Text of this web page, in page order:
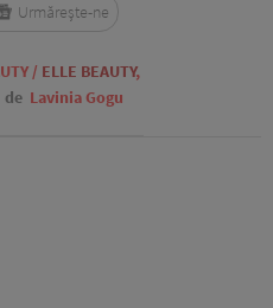
/ ELLE BEAUTY,
de Lavinia Gogu
Urmărește-ne